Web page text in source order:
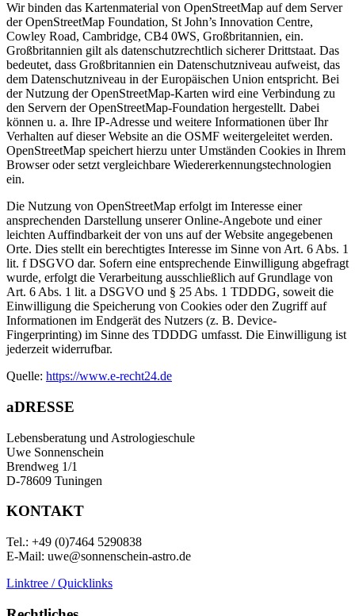
Wir binden das Kartenmaterial von OpenStreetMap auf dem Server
der OpenStreetMap Foundation, St John’s Innovation Centre,
Cowley Road, Cambridge, CB4 0WS, Großbritannien, ein.
Großbritannien gilt als datenschutzrechtlich sicherer Drittstaat. Das
bedeutet, dass Großbritannien ein Datenschutzniveau aufweist, das
dem Datenschutzniveau in der Europäischen Union entspricht. Bei
der Nutzung der OpenStreetMap-Karten wird eine Verbindung zu
den Servern der OpenStreetMap-Foundation hergestellt. Dabei
können u. a. Ihre IP-Adresse und weitere Informationen über Ihr
Verhalten auf dieser Website an die OSMF weitergeleitet werden.
OpenStreetMap speichert hierzu unter Umständen Cookies in Ihrem
Browser oder setzt vergleichbare Wiedererkennungstechnologien
ein.
Die Nutzung von OpenStreetMap erfolgt im Interesse einer
ansprechenden Darstellung unserer Online-Angebote und einer
leichten Auffindbarkeit der von uns auf der Website angegebenen
Orte. Dies stellt ein berechtigtes Interesse im Sinne von Art. 6 Abs. 1
lit. f DSGVO dar. Sofern eine entsprechende Einwilligung abgefragt
wurde, erfolgt die Verarbeitung ausschließlich auf Grundlage von
Art. 6 Abs. 1 lit. a DSGVO und § 25 Abs. 1 TDDDG, soweit die
Einwilligung die Speicherung von Cookies oder den Zugriff auf
Informationen im Endgerät des Nutzers (z. B. Device-
Fingerprinting) im Sinne des TDDDG umfasst. Die Einwilligung ist
jederzeit widerrufbar.
Quelle: https://www.e-recht24.de
aDRESSE
Lebensberatung und Astrologieschule
Uwe Sonnenschein
Brendweg 1/1
D-78609 Tuningen
KONTAKT
Tel.: +49 (0)7464 5290838
E-Mail: uwe@sonnenschein-astro.de
Linktree / Quicklinks